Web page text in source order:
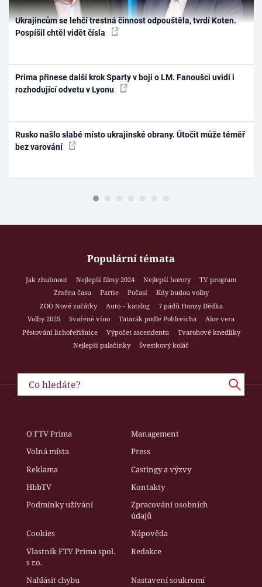
Ukrajincům se lehčí trestná činnost odpouštěla, tvrdí Koten.
Pospíšil chtěl vidět čísla
Prima přinese další krok Sparty v boji o LM. Fanoušci uvidí i
rozhodující odvetu v Lyonu
Rusko našlo slabé místo ukrajinské obrany. Útočit může téměř
bez varování
Populární témata
Jak zhubnout Nejlepší filmy 2024 Nejlepší horory
TV program
Změna času
Partie Počasí
Kdy budou volby
ZOO Nové začátky
Auto – katalog
7 pádů Honzy Dědka
Volby 2025
Svařené víno Tatarák podle Pohlreicha
Aloe vera
Pěstování lichořeřišnice
Výpočet ascendentu
Tvarohové knedlíky
Nejlepší palačinky
Švestkový koláč
O FTV Prima
Management
Volná místa
Press
Reklama
Castingy a výzvy
HbbTV
Kontakty
Podmínky užívání
Zpracování osobních
údajů
Cookies
Nápověda
Vlastník FTV Prima spol.
s r.o.
Redakce
Nahlásit chybu Nastavení soukromí